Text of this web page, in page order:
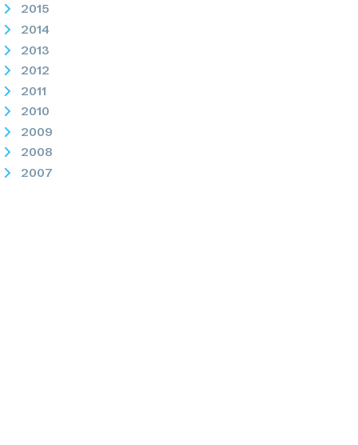
2015
2014
2013
2012
2011
2010
2009
2008
2007